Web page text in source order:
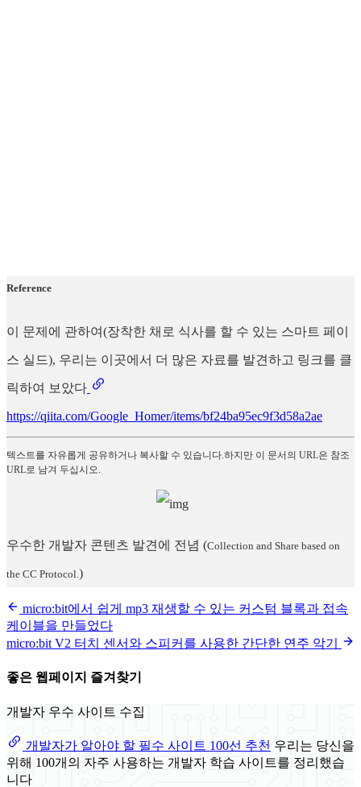
Reference
이 문제에 관하여(장착한 채로 식사를 할 수 있는 스마트 페이
스 실드), 우리는 이곳에서 더 많은 자료를 발견하고 링크를 클
릭하여 보았다
https://qiita.com/Google_Homer/items/bf24ba95ec9f3d58a2ae
텍스트를 자유롭게 공유하거나 복사할 수 있습니다.하지만 이 문서의 URL은 참조
URL로 남겨 두십시오.
우수한 개발자 콘텐츠 발견에 전념 (Collection and Share based on
the CC Protocol.)
micro:bit에서 쉽게 mp3 재생할 수 있는 커스텀 블록과 접속
케이블을 만들었다
micro:bit V2 터치 센서와 스피커를 사용한 간단한 연주 악기
좋은 웹페이지 즐겨찾기
개발자 우수 사이트 수집
개발자가 알아야 할 필수 사이트 100선 추천 우리는 당신을
위해 100개의 자주 사용하는 개발자 학습 사이트를 정리했습
니다